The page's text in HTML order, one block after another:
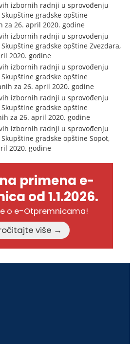
izbornih radnji u sprovođenju
gradske opštine
za 26. april 2020. godine
izbornih radnji u sprovođenju
gradske opštine Zvezdara,
2020. godine
izbornih radnji u sprovođenju
gradske opštine
za 26. april 2020. godine
izbornih radnji u sprovođenju
gradske opštine
za 26. april 2020. godine
izbornih radnji u sprovođenju
gradske opštine Sopot,
2020. godine
primena e-
od 1.1.2026.
o e-Otpremnicama!
Pročitajte više →